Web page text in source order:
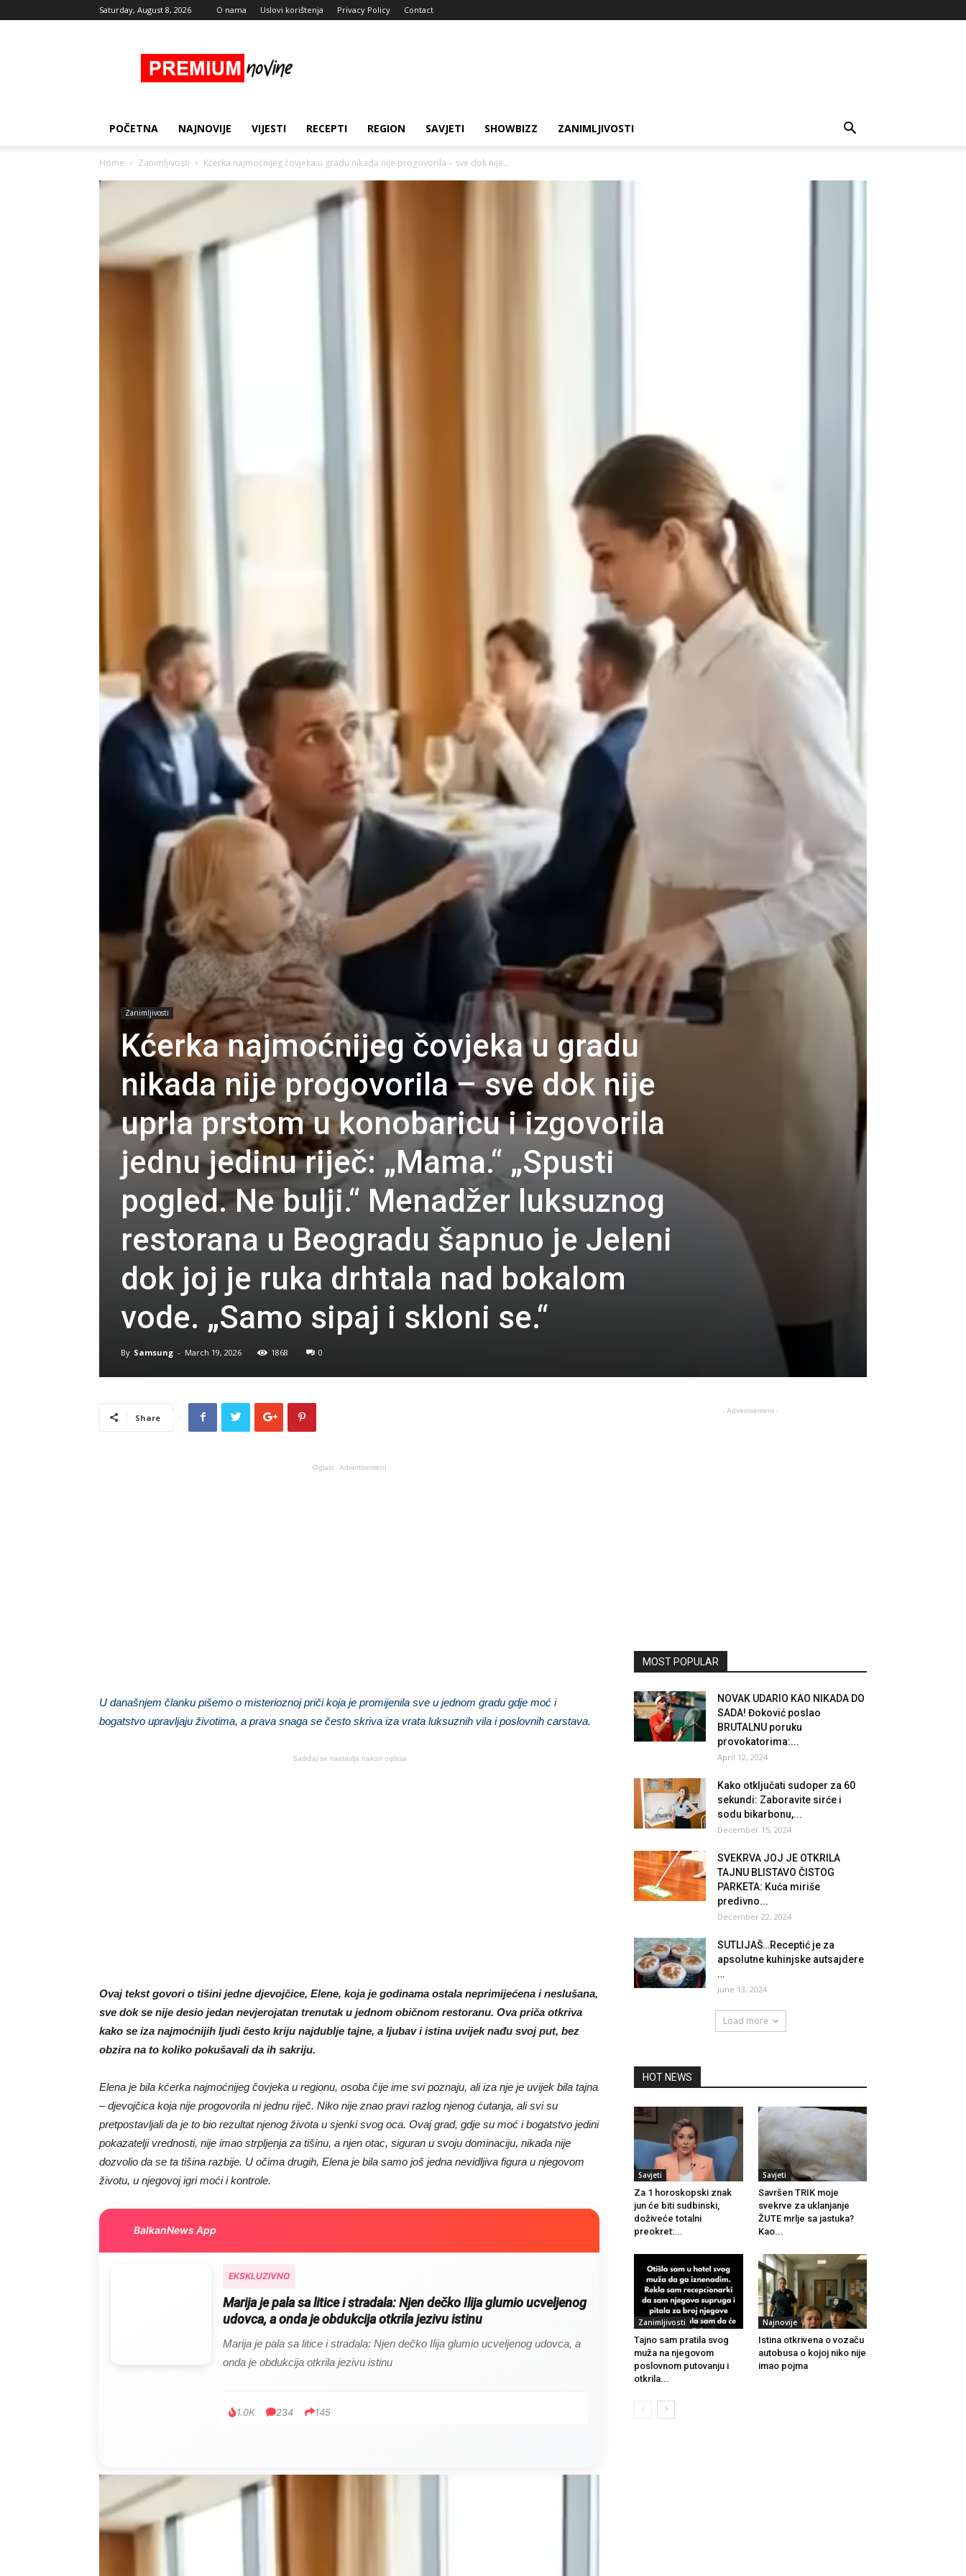
Saturday, August 8, 2026 O nama Uslovi korištenja Privacy Policy Contact
Novine
POČETNA NAJNOVIJE VIJESTI RECEPTI REGION SAVJETI SHOWBIZZ ZANIMLJIVOSTI
Home Zanimljivosti Kćerka najmoćnijeg čovjeka u gradu nikada nije progovorila – sve dok nije...
Zanimljivosti
Kćerka najmoćnijeg čovjeka u gradu
nikada nije progovorila – sve dok nije
uprla prstom u konobaricu i izgovorila
jednu jedinu riječ: „Mama.“ „Spusti
pogled. Ne bulji.“ Menadžer luksuznog
restorana u Beogradu šapnuo je Jeleni
dok joj je ruka drhtala nad bokalom
vode. „Samo sipaj i skloni se.“
By Samsung - March 19, 2026 1868 0
Share
Oglasi - Advertisement
U današnjem članku pišemo o misterioznoj priči koja je promijenila sve u jednom gradu gdje moć i
bogatstvo upravljaju životima, a prava snaga se često skriva iza vrata luksuznih vila i poslovnih carstava.
Sadržaj se nastavlja nakon oglasa
Ovaj tekst govori o tišini jedne djevojčice, Elene, koja je godinama ostala neprimijećena i neslušana,
sve dok se nije desio jedan nevjerojatan trenutak u jednom običnom restoranu. Ova priča otkriva
kako se iza najmoćnijih ljudi često kriju najdublje tajne, a ljubav i istina uvijek nađu svoj put, bez
obzira na to koliko pokušavali da ih sakriju.
Elena je bila kćerka najmoćnijeg čovjeka u regionu, osoba čije ime svi poznaju, ali iza nje je uvijek bila tajna
– djevojčica koja nije progovorila ni jednu riječ. Niko nije znao pravi razlog njenog ćutanja, ali svi su
pretpostavljali da je to bio rezultat njenog života u sjenki svog oca. Ovaj grad, gdje su moć i bogatstvo jedini
pokazatelji vrednosti, nije imao strpljenja za tišinu, a njen otac, siguran u svoju dominaciju, nikada nije
dozvolio da se ta tišina razbije. U očima drugih, Elena je bila samo još jedna nevidljiva figura u njegovom
životu, u njegovoj igri moći i kontrole.
BalkanNews App
EKSKLUZIVNO
Marija je pala sa litice i stradala: Njen dečko Ilija glumio ucveljenog
udovca, a onda je obdukcija otkrila jezivu istinu
Marija je pala sa litice i stradala: Njen dečko Ilija glumio ucveljenog udovca, a
onda je obdukcija otkrila jezivu istinu
1.0K 234 145
- Advertisement -
MOST POPULAR
NOVAK UDARIO KAO NIKADA DO
SADA! Đoković poslao
BRUTALNU poruku
provokatorima:...
April 12, 2024
Kako otključati sudoper za 60
sekundi: Zaboravite sirće i
sodu bikarbonu,...
December 15, 2024
SVEKRVA JOJ JE OTKRILA
TAJNU BLISTAVO ČISTOG
PARKETA: Kuća miriše
predivno...
December 22, 2024
SUTLIJAŠ…Receptić je za
apsolutne kuhinjske autsajdere
…
June 13, 2024
Load more
HOT NEWS
Savjeti
Za 1 horoskopski znak
jun će biti sudbinski,
doživeće totalni
preokret:...
Savjeti
Savršen TRIK moje
svekrve za uklanjanje
ŽUTE mrlje sa jastuka?
Kao...
Zanimljivosti
Tajno sam pratila svog
muža na njegovom
poslovnom putovanju i
otkrila...
Najnovije
Istina otkrivena o vozaču
autobusa o kojoj niko nije
imao pojma